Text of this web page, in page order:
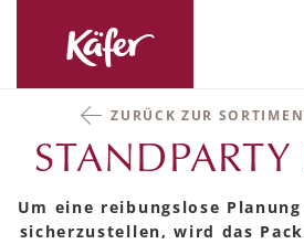
ZURÜCK ZUR
Um eine reibungslose
sicherzustellen, wird das